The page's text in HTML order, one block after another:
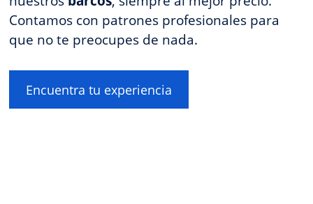
Contamos con patrones profesionales para
que no te preocupes de nada.
Encuentra tu experiencia